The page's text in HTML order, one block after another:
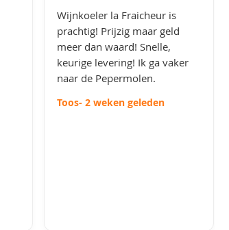
Wijnkoeler la Fraicheur is
prachtig! Prijzig maar geld
meer dan waard! Snelle,
keurige levering! Ik ga vaker
naar de Pepermolen.
Toos- 2 weken geleden